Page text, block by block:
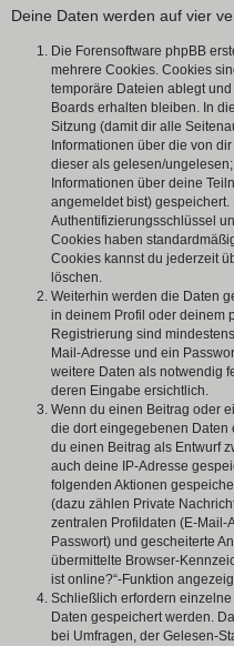
Deine Daten werden auf vier
Die Forensoftware phpBB
mehrere Cookies. Cookies
temporäre Dateien ablegt
Boards erhalten bleiben. In
Sitzung (damit dir alle
Informationen über die von
dieser als gelesen/
Informationen über deine
angemeldet bist)
Authentifizierungsschlüssel
Cookies haben
Cookies kannst du jederzeit
löschen.
Weiterhin werden die Daten
in deinem Profil oder deinem
Registrierung sind
Mail-Adresse und ein
weitere Daten als notwendig
deren Eingabe ersichtlich.
Wenn du einen Beitrag oder
die dort eingegebenen Daten
du einen Beitrag als Entwurf
auch deine IP-Adresse
folgenden Aktionen
(dazu zählen Private
zentralen Profildaten (E-Mail-
Passwort) und gescheiterte
übermittelte Browser-
ist online?“-Funktion
Schließlich erfordern
Daten gespeichert werden.
bei Umfragen, der Gelesen-